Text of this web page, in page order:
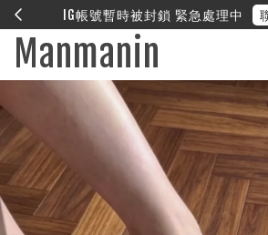
❤︎ 全館滿兩萬享免運
Manmanin